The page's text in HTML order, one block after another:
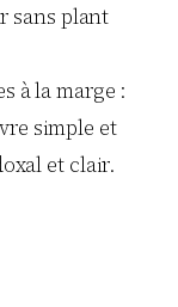
sans plant
à la marge :
simple et
et clair.